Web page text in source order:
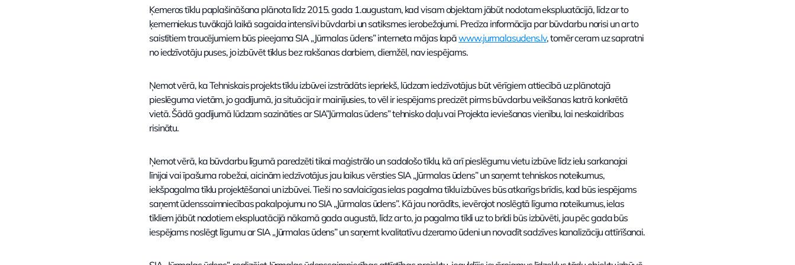
Ķemeros tīklu paplašināšana plānota līdz 2015. gada 1.augustam, kad visam objektam jābūt nodotam ekspluatācijā, līdz ar to
ķemerniekus tuvākajā laikā sagaida intensīvi būvdarbi un satiksmes ierobežojumi. Precīza informācija par būvdarbu norisi un ar to
saistītiem traucējumiem būs pieejama SIA „Jūrmalas ūdens” interneta mājas lapāwww.jurmalasudens.lv, tomēr ceram uz sapratni
no iedzīvotāju puses, jo izbūvēt tīklus bez rakšanas darbiem, diemžēl, nav iespējams.
Ņemot vērā, ka Tehniskais projekts tīklu izbūvei izstrādāts iepriekš, lūdzam iedzīvotājus būt vērīgiem attiecībā uz plānotajā
pieslēguma vietām, jo gadījumā, ja situācija ir mainījusies, to vēl ir iespējams precizēt pirms būvdarbu veikšanas katrā konkrētā
vietā. Šādā gadījumā lūdzam sazināties ar SIA”Jūrmalas ūdens” tehnisko daļu vai Projekta ieviešanas vienību, lai neskaidrības
risinātu.
Ņemot vērā, ka būvdarbu līgumā paredzēti tikai maģistrālo un sadalošo tīklu, kā arī pieslēgumu vietu izbūve līdz ielu sarkanajai
līnijai vai īpašuma robežai, aicinām iedzīvotājus jau laikus vērsties SIA „Jūrmalas ūdens” un saņemt tehniskos noteikumus,
iekšpagalma tīklu projektēšanai un izbūvei. Tieši no savlaicīgas ielas pagalma tīklu izbūves būs atkarīgs brīdis, kad būs iespējams
saņemt ūdenssaimniecības pakalpojumu no SIA „Jūrmalas ūdens”. Kā jau norādīts, ievērojot noslēgtā līguma noteikumus, ielas
tīkliem jābūt nodotiem ekspluatācijā nākamā gada augustā, līdz ar to, ja pagalma tīkli uz to brīdi būs izbūvēti, jau pēc gada būs
iespējams noslēgt līgumu ar SIA „Jūrmalas ūdens” un saņemt kvalitatīvu dzeramo ūdeni un novadīt sadzīves kanalizāciju attīrīšanai.